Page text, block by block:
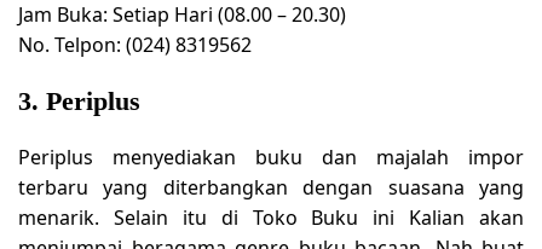
Jam Buka: Setiap Hari (08.00 – 20.30)
No. Telpon: (024) 8319562
3. Periplus
Periplus menyediakan buku dan majalah impor
terbaru yang diterbangkan dengan suasana yang
menarik. Selain itu di Toko Buku ini Kalian akan